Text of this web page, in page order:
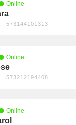
Online
: 573144101313
Online
: 573212194408
Online